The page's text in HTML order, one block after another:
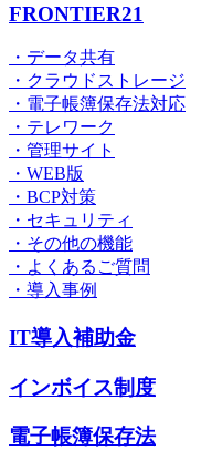
FRONTIER21
・データ共有
・クラウドストレージ
・電子帳簿保存法対応
・テレワーク
・管理サイト
・WEB版
・BCP対策
・セキュリティ
・その他の機能
・よくあるご質問
・導入事例
IT導入補助金
インボイス制度
電子帳簿保存法